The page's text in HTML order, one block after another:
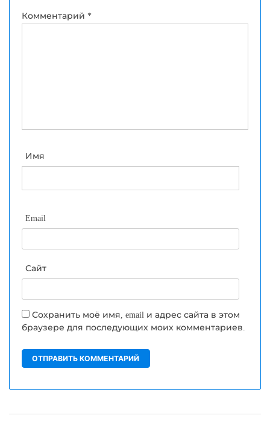
Комментарий *
Имя
Email
Сайт
Сохранить моё имя, email и адрес сайта в этом
браузере для последующих моих комментариев.